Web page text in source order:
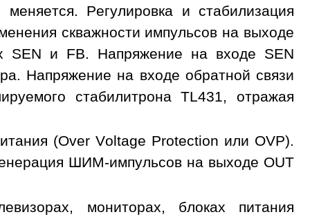
Регулировка и стабилизация
скважности импульсов на выходе
SEN и FB. Напряжение на входе SEN
Напряжение на входе обратной связи
стабилитрона TL431, отражая
(Over Voltage Protection или OVP).
ШИМ-импульсов на выходе OUT
мониторах, блоках питания